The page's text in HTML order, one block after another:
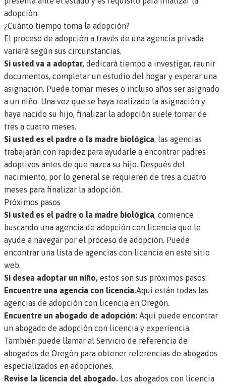
adopción.
¿Cuánto tiempo toma la adopción?
El proceso de adopción a través de una agencia privada
variará según sus circunstancias.
Si usted va a adoptar, dedicará tiempo a investigar, reunir
documentos, completar un estudio del hogar y esperar una
asignación. Puede tomar meses o incluso años ser asignado
a un niño. Una vez que se haya realizado la asignación y
haya nacido su hijo, finalizar la adopción suele tomar de
tres a cuatro meses.
Si usted es el padre o la madre biológica, las agencias
trabajarán con rapidez para ayudarle a encontrar padres
adoptivos antes de que nazca su hijo. Después del
nacimiento, por lo general se requieren de tres a cuatro
meses para finalizar la adopción.
Próximos pasos
Si usted es el padre o la madre biológica, comience
buscando una agencia de adopción con licencia que le
ayude a navegar por el proceso de adopción. Puede
encontrar una lista de agencias con licencia en este sitio
web.
Si desea adoptar un niño, estos son sus próximos pasos:
Encuentre una agencia con licencia.Aquí están todas las
agencias de adopción con licencia en Oregón.
Encuentre un abogado de adopción: Aquí puede encontrar
un abogado de adopción con licencia y experiencia.
También puede llamar al Servicio de referencia de
abogados de Oregón para obtener referencias de abogados
especializados en adopciones.
Revise la licencia del abogado. Los abogados con licencia